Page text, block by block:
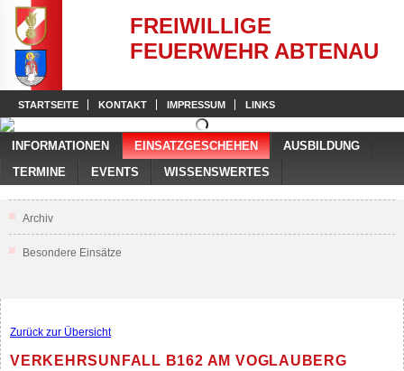
FREIWILLIGE
FEUERWEHR ABTENAU
STARTSEITE KONTAKT IMPRESSUM LINKS
INFORMATIONEN EINSATZGESCHEHEN
AUSBILDUNG
TERMINE
EVENTS WISSENSWERTES
Archiv
Besondere Einsätze
Zurück zur Übersicht
VERKEHRSUNFALL B162 AM VOGLAUBERG